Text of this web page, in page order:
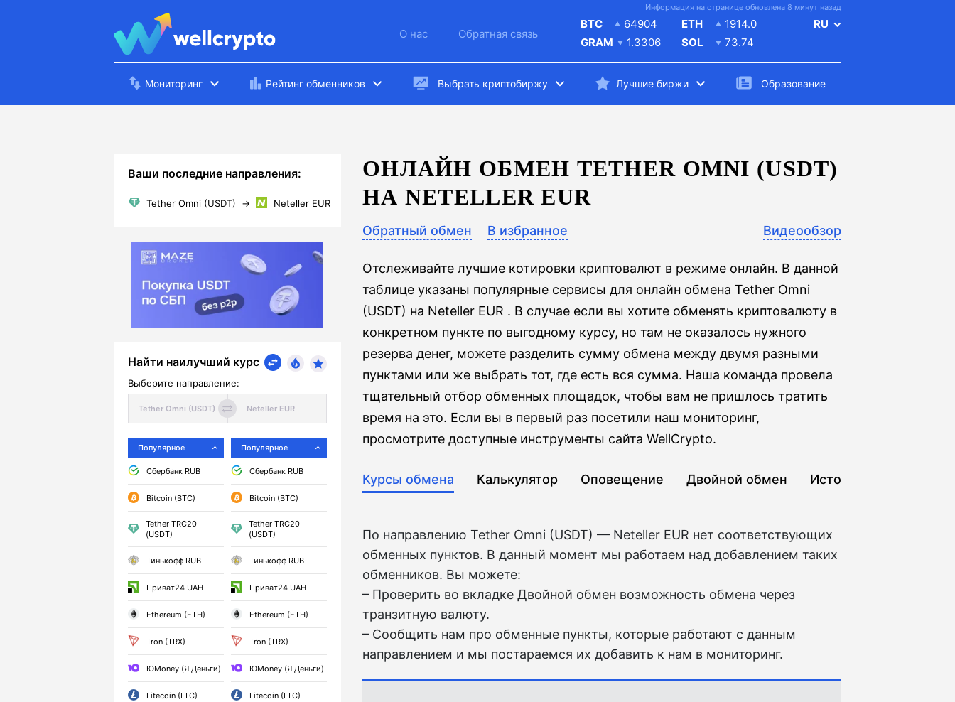
Информация на странице обновлена 8 минут назад
О нас Обратная связь
BTC
64904
GRAM
1.3306
ETH
1914.0
SOL
73.74
RU
Мониторинг Рейтинг обменников Выбрать криптобиржу Лучшие биржи Образование
Ваши последние направления:
Tether Omni (USDT) → Neteller EUR
Найти наилучший курс
Выберите направление:
Популярное
Сбербанк RUB
Bitcoin (BTC)
Tether TRC20
(USDT)
Тинькофф RUB
Приват24 UAH
Ethereum (ETH)
Tron (TRX)
ЮMoney (Я.Деньги)
Litecoin (LTC)
Популярное
Сбербанк RUB
Bitcoin (BTC)
Tether TRC20
(USDT)
Тинькофф RUB
Приват24 UAH
Ethereum (ETH)
Tron (TRX)
ЮMoney (Я.Деньги)
Litecoin (LTC)
ОНЛАЙН ОБМЕН TETHER OMNI (USDT)
НА NETELLER EUR
Обратный обмен В избранное Видеообзор
Отслеживайте лучшие котировки криптовалют в режиме онлайн. В данной
таблице указаны популярные сервисы для онлайн обмена Tether Omni
(USDT) на Neteller EUR . В случае если вы хотите обменять криптовалюту в
конкретном пункте по выгодному курсу, но там не оказалось нужного
резерва денег, можете разделить сумму обмена между двумя разными
пунктами или же выбрать тот, где есть вся сумма. Наша команда провела
тщательный отбор обменных площадок, чтобы вам не пришлось тратить
время на это. Если вы в первый раз посетили наш мониторинг,
просмотрите доступные инструменты сайта WellCrypto.
Курсы обмена Калькулятор Оповещение Двойной обмен История
По направлению Tether Omni (USDT) — Neteller EUR нет соответствующих
обменных пунктов. В данный момент мы работаем над добавлением таких
обменников. Вы можете:
– Проверить во вкладкe Двойной обмен возможность обмена через
транзитную валюту.
– Сообщить нам про обменные пункты, которые работают с данным
направлением и мы постараемся их добавить к нам в мониторинг.